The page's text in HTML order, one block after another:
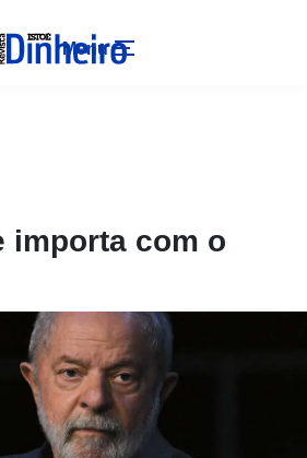
Menu
importa com o